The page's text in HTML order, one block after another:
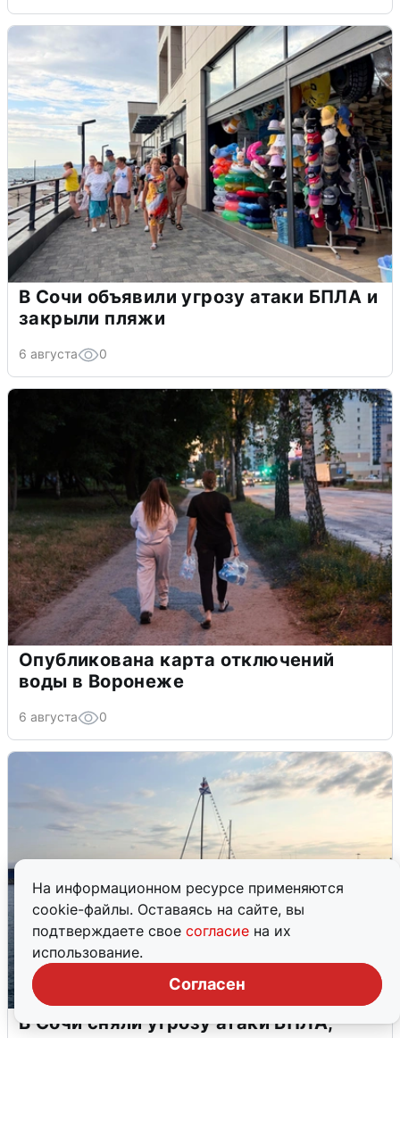
На информационном ресурсе применяются
cookie-файлы. Оставаясь на сайте, вы
подтверждаете свое согласие на их
использование.
Согласен
В Сочи объявили угрозу атаки БПЛА и
закрыли пляжи
6 августа 0
Опубликована карта отключений
воды в Воронеже
6 августа 0
В Сочи сняли угрозу атаки БПЛА,